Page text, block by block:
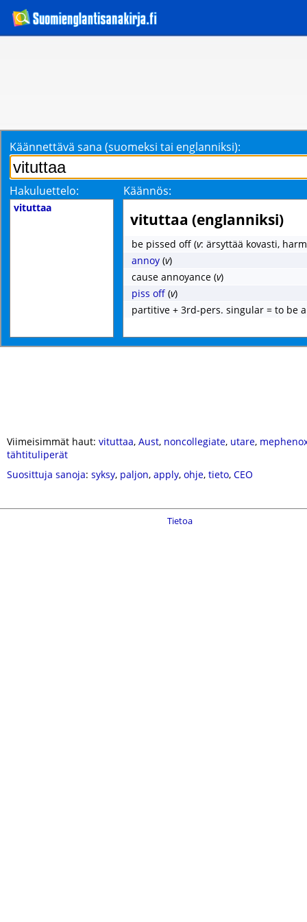
Käännettävä sana (suomeksi tai englanniksi):
Hakuluettelo: Käännös:
vituttaa
vituttaa (englanniksi)
be pissed off (v: ärsyttää kovasti,
annoy (v)
cause annoyance (v)
piss off (v)
partitive + 3rd-pers. singular = to be
Viimeisimmät haut: vituttaa, Aust, noncollegiate, utare,
tähtituliperät
Suosittuja sanoja: syksy, paljon, apply, ohje, tieto, CEO
Tietoa